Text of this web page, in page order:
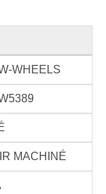
WHEELS
MACHINÉ